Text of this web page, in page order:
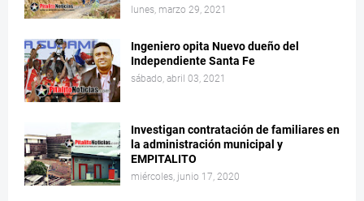
lunes, marzo 29, 2021
Ingeniero opita Nuevo dueño del
Independiente Santa Fe
sábado, abril 03, 2021
Investigan contratación de familiares en
la administración municipal y
EMPITALITO
miércoles, junio 17, 2020